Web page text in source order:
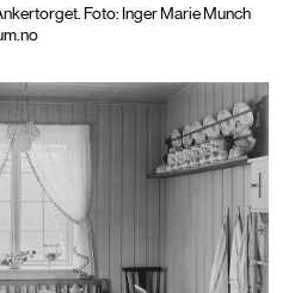
Foto: Inger Marie Munch